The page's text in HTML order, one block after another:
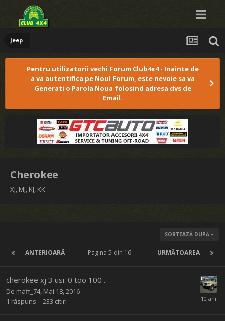
Jeep
Pentru utilizatorii vechi Forum Club4x4 - Inainte de
a va autentifica pe Noul Forum, este nevoie sa va
Generati o Parola Noua folosind adresa dvs de
Email.
Cherokee
XJ, MJ, KJ, KK
SORTEAZĂ DUPĂ
ANTERIOARĂ URMĂTOAREA
Pagina 5 din 16
cherokee xj 3 usi. 0 too 100 .
De maff_74, Mai 18, 2016
1 răspuns 233 citiri